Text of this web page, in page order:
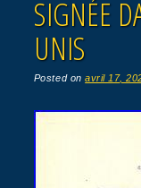
SIGNÉE
UNIS
Posted onavril 17,